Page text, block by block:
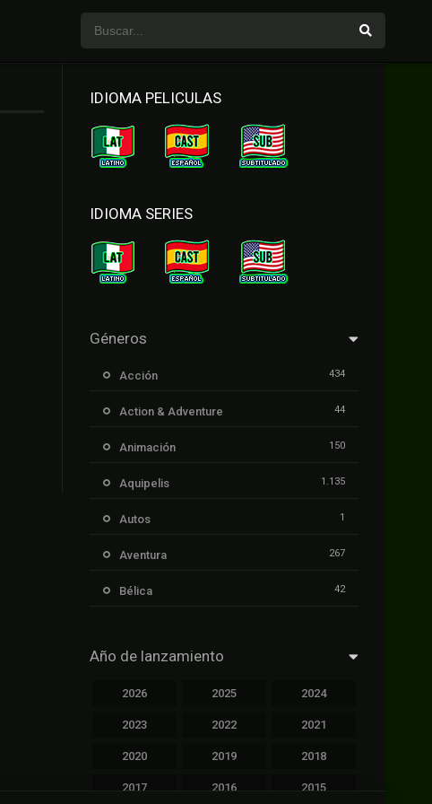
IDIOMA PELICULAS
IDIOMA SERIES
Géneros
Acción 434
Action & Adventure 44
Animación 150
Aquipelis 1.135
Autos 1
Aventura 267
Bélica 42
Cinecalidad
Cinetux 1.139
Año de lanzamiento
2026 2025 2024
2023 2022 2021
2020 2019 2018
2017 2016 2015